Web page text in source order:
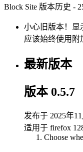
Block Site 版本历史 -
小心旧版本！显
应该始终使用附
最新版本
版本 0.5.7
发布于 2025年
适用于 firefox
Choose